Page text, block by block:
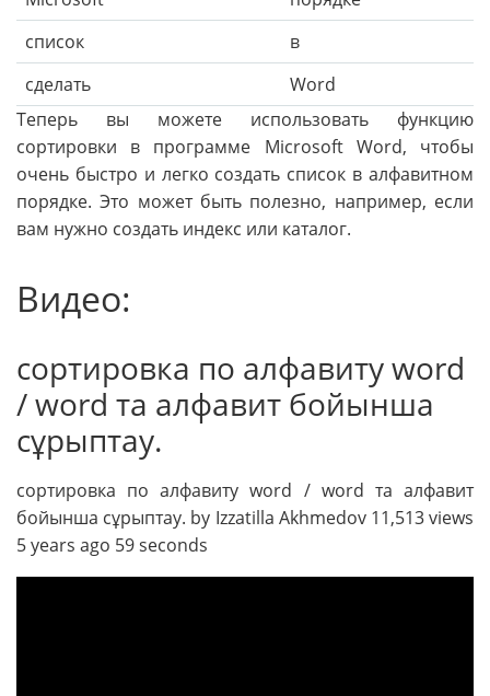
список
в
сделать
Word
Теперь вы можете использовать функцию
сортировки в программе Microsoft Word, чтобы
очень быстро и легко создать список в алфавитном
порядке. Это может быть полезно, например, если
вам нужно создать индекс или каталог.
Видео:
сортировка по алфавиту word
/ word та алфавит бойынша
сұрыптау.
сортировка по алфавиту word / word та алфавит
бойынша сұрыптау. by Izzatilla Akhmedov 11,513 views
5 years ago 59 seconds